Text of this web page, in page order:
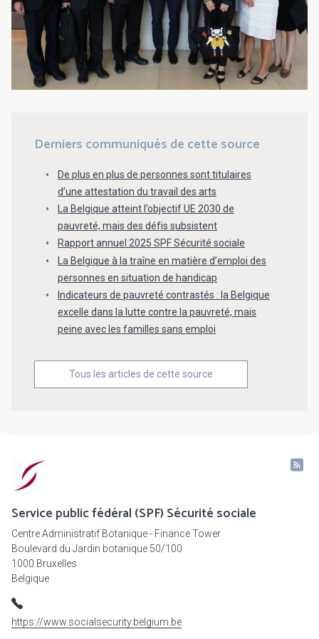
Derniers communiqués de cette source
De plus en plus de personnes sont titulaires
d’une attestation du travail des arts
La Belgique atteint l’objectif UE 2030 de
pauvreté, mais des défis subsistent
Rapport annuel 2025 SPF Sécurité sociale
La Belgique à la traîne en matière d’emploi des
personnes en situation de handicap
Indicateurs de pauvreté contrastés : la Belgique
excelle dans la lutte contre la pauvreté, mais
peine avec les familles sans emploi
Tous les articles de cette source
Service public fédéral (SPF) Sécurité sociale
Centre Administratif Botanique - Finance Tower
Boulevard du Jardin botanique 50/100
1000 Bruxelles
Belgique
https://www.socialsecurity.belgium.be